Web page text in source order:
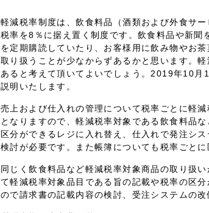
軽減税率制度は、飲食料品（酒類および外食サ
税率を8％に据え置く制度です。飲食料品や新聞
を定期購読していたり、お客様用に飲み物やお
取り扱うことが少なからずあるかと思います。
あると考えて頂いてよいでしょう。2019年10月
説明いたします。
売上および仕入れの管理について税率ごとに軽
となりますので、軽減税率対象である飲食料品
区分ができるレジに入れ替え、仕入れで発注シ
検討が必要です。また帳簿についても税率ごと
同じく飲食料品など軽減税率対象商品の取り扱
て軽減税率対象品目である旨の記載や税率の区
ので請求書の記載内容の検討、受注システムの改